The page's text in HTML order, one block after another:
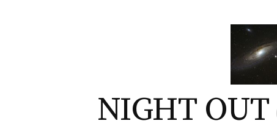
NIGHT